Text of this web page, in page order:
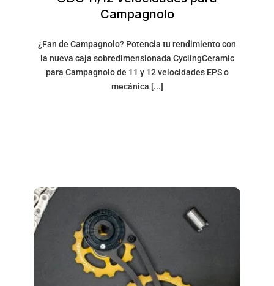
Campagnolo
¿Fan de Campagnolo? Potencia tu rendimiento con
la nueva caja sobredimensionada CyclingCeramic
para Campagnolo de 11 y 12 velocidades EPS o
mecánica [...]